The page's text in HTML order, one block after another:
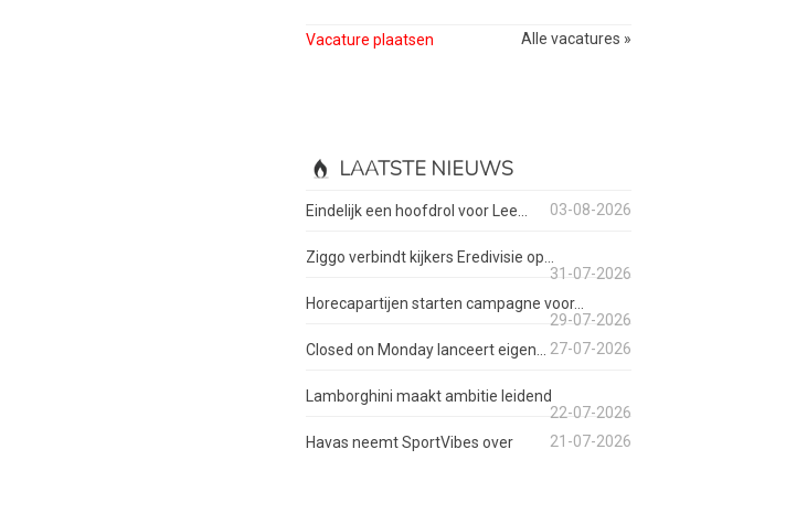
Vacature plaatsen Alle vacatures »
LAATSTE NIEUWS
Eindelijk een hoofdrol voor Lee... 03-08-2026
Ziggo verbindt kijkers Eredivisie op...
31-07-2026
Horecapartijen starten campagne voor...
29-07-2026
Closed on Monday lanceert eigen...
27-07-2026
Lamborghini maakt ambitie leidend
22-07-2026
Havas neemt SportVibes over
21-07-2026